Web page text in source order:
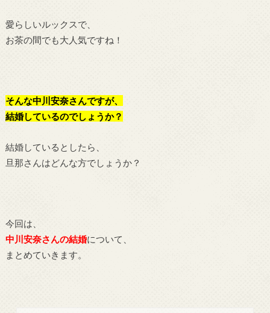
愛らしいルックスで、
お茶の間でも大人気ですね！
そんな中川安奈さんですが、
結婚しているのでしょうか？
結婚しているとしたら、
旦那さんはどんな方でしょうか？
今回は、
中川安奈さんの結婚について、
まとめていきます。